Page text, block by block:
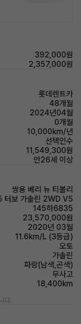
392,000원
2,357,000원
롯데렌트카
48개월
2024년04월
0개월
10,000km/년
선택인수
11,549,300원
만26세 이상
쌍용 베리 뉴 티볼리
터보 가솔린 2WD V5
145하6835
23,570,000원
2020년 03월
11.6km/L (3등급)
오토
가솔린
파랑(남색,곤색)
무사고
18,400km
다.